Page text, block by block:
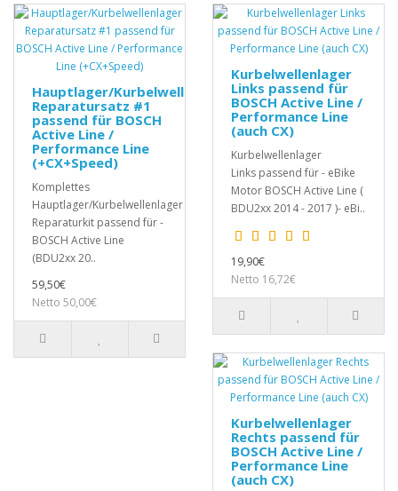
Hauptlager/Kurbelwellenlager
Reparatursatz #1
passend für BOSCH
Active Line /
Performance Line
(+CX+Speed)
Komplettes
Hauptlager/Kurbelwellenlager
Reparaturkit passend für -
BOSCH Active Line
(BDU2xx 20..
59,50€
Netto 50,00€
Kurbelwellenlager
Links passend für
BOSCH Active Line /
Performance Line
(auch CX)
Kurbelwellenlager
Links passend für - eBike
Motor BOSCH Active Line (
BDU2xx 2014 - 2017 )- eBi..
19,90€
Netto 16,72€
Kurbelwellenlager
Rechts passend für
BOSCH Active Line /
Performance Line
(auch CX)